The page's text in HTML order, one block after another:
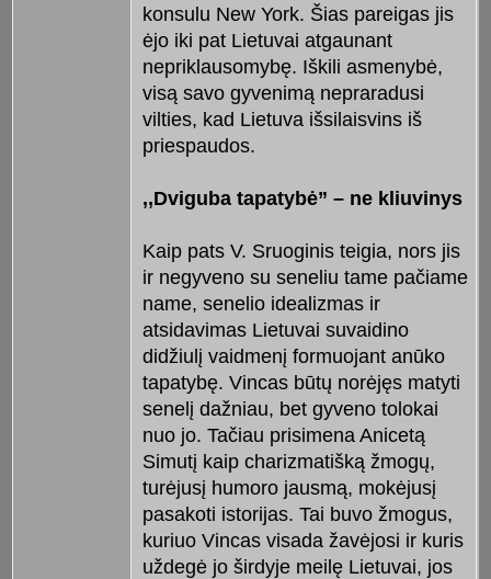
konsulu New York. Šias pareigas jis
ėjo iki pat Lietuvai atgaunant
nepriklausomybę. Iškili asmenybė,
visą savo gyvenimą nepraradusi
vilties, kad Lietuva išsilaisvins iš
priespaudos.
,,Dviguba tapatybė” – ne kliuvinys
Kaip pats V. Sruoginis teigia, nors jis
ir negyveno su seneliu tame pačiame
name, senelio idealizmas ir
atsidavimas Lietuvai suvaidino
didžiulį vaidmenį formuojant anūko
tapatybę. Vincas būtų norėjęs matyti
senelį dažniau, bet gyveno tolokai
nuo jo. Tačiau prisimena Anicetą
Simutį kaip charizmatišką žmogų,
turėjusį humoro jausmą, mokėjusį
pasakoti istorijas. Tai buvo žmogus,
kuriuo Vincas visada žavėjosi ir kuris
uždegė jo širdyje meilę Lietuvai, jos